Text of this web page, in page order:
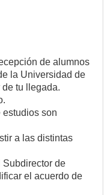
de alumnos
la Universidad de
tu llegada.
son
a las distintas
Subdirector de
el acuerdo de